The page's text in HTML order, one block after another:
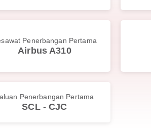
Penerbangan Pertama
Airbus A310
Penerbangan Pertama
SCL - CJC